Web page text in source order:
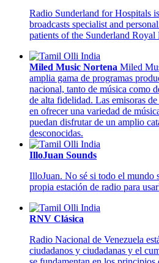
Radio Sunderland for Hospitals
broadcasts specialist and
patients of the Sunderland Royal
Miled Music Nortena Miled
amplia gama de programas
nacional, tanto de música como
de alta fidelidad. Las emisoras
en ofrecer una variedad de
puedan disfrutar de un amplio
desconocidas.
IlloJuan Sounds
IlloJuan. No sé si todo el mundo
propia estación de radio para
RNV Clásica
Radio Nacional de Venezuela
ciudadanos y ciudadanas y el